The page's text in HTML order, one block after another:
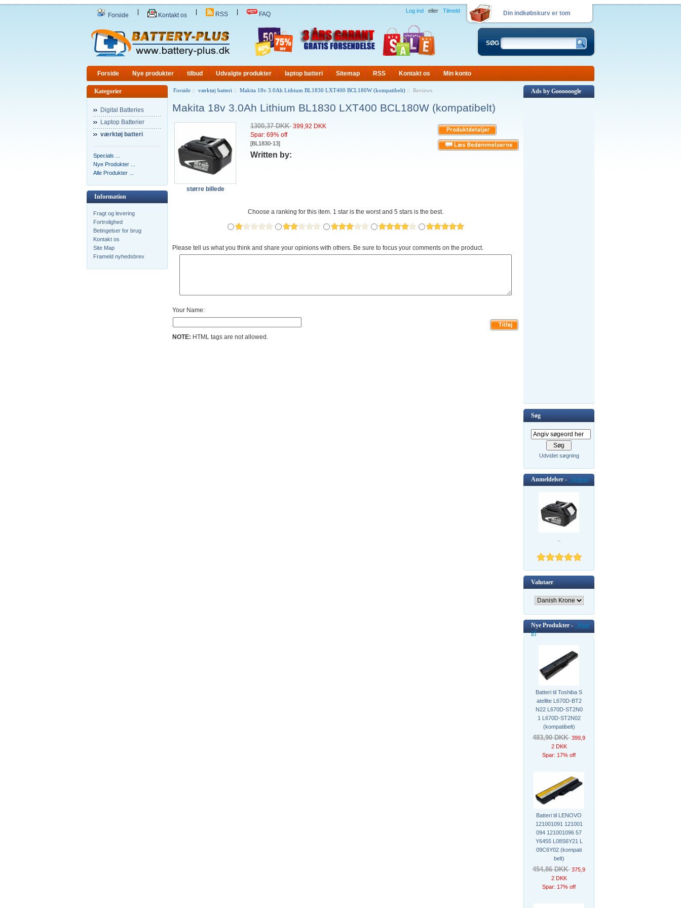
Forside Kontakt os RSS FAQ Din indkøbskurv er tom
Log ind eller Tilmeld
SØG
Forside Nye produkter tilbud Udvalgte produkter laptop batteri Sitemap RSS Kontakt os Min konto
Kategorier
Digital Batteries
Laptop Batterier
værktøj batteri
Specials ...
Nye Produkter ...
Alle Produkter ...
Information
Fragt og levering
Fortrolighed
Betingelser for brug
Kontakt os
Site Map
Frameld nyhedsbrev
Forside :: værktøj batteri :: Makita 18v 3.0Ah Lithium BL1830 LXT400 BCL180W (kompatibelt) :: Reviews
Makita 18v 3.0Ah Lithium BL1830 LXT400 BCL180W (kompatibelt)
større billede
1300,37 DKK 399,92 DKK
Spar: 69% off
[BL1830-13]
Written by:
Choose a ranking for this item. 1 star is the worst and 5 stars is the best.
Please tell us what you think and share your opinions with others. Be sure to focus your comments on the product.
Your Name:
NOTE: HTML tags are not allowed.
Ads by Goooooogle
Søg
Udvidet søgning
Anmeldelser - [mere]
Valutaer
Nye Produkter -
[mer
e]
Batteri til Toshiba S
atellite L670D-BT2
N22 L670D-ST2N0
1 L670D-ST2N02
(kompatibelt)
483,90 DKK 399,9
2 DKK
Spar: 17% off
Batteri til LENOVO
121001091 121001
094 121001096 57
Y6455 L08S6Y21 L
09C6Y02 (kompati
belt)
454,86 DKK 375,9
2 DKK
Spar: 17% off